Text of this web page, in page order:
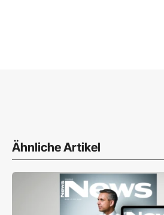
Ähnliche Artikel